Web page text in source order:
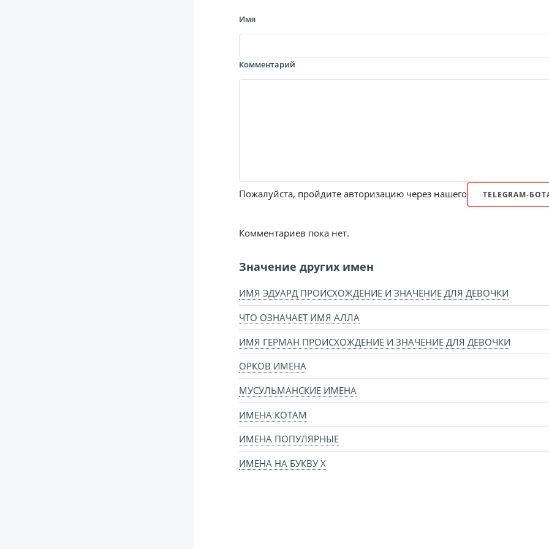
Имя
Комментарий
Пожалуйста, пройдите авторизацию через нашего TELEGRAM-
Комментариев пока нет.
Значение других имен
ИМЯ ЭДУАРД ПРОИСХОЖДЕНИЕ И ЗНАЧЕНИЕ ДЛЯ ДЕВОЧКИ
ЧТО ОЗНАЧАЕТ ИМЯ АЛЛА
ИМЯ ГЕРМАН ПРОИСХОЖДЕНИЕ И ЗНАЧЕНИЕ ДЛЯ ДЕВОЧКИ
ОРКОВ ИМЕНА
МУСУЛЬМАНСКИЕ ИМЕНА
ИМЕНА КОТАМ
ИМЕНА ПОПУЛЯРНЫЕ
ИМЕНА НА БУКВУ Х